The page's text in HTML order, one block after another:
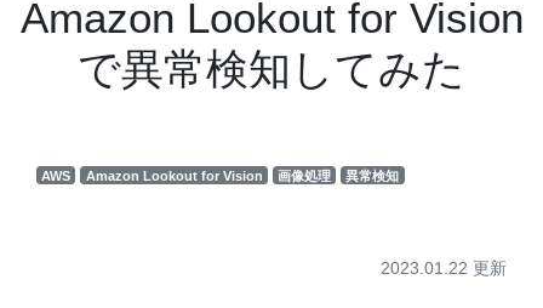
Amazon Lookout for Vision
で異常検知してみた
AWS Amazon Lookout for Vision 画像処理 異常検知
2023.01.22 更新